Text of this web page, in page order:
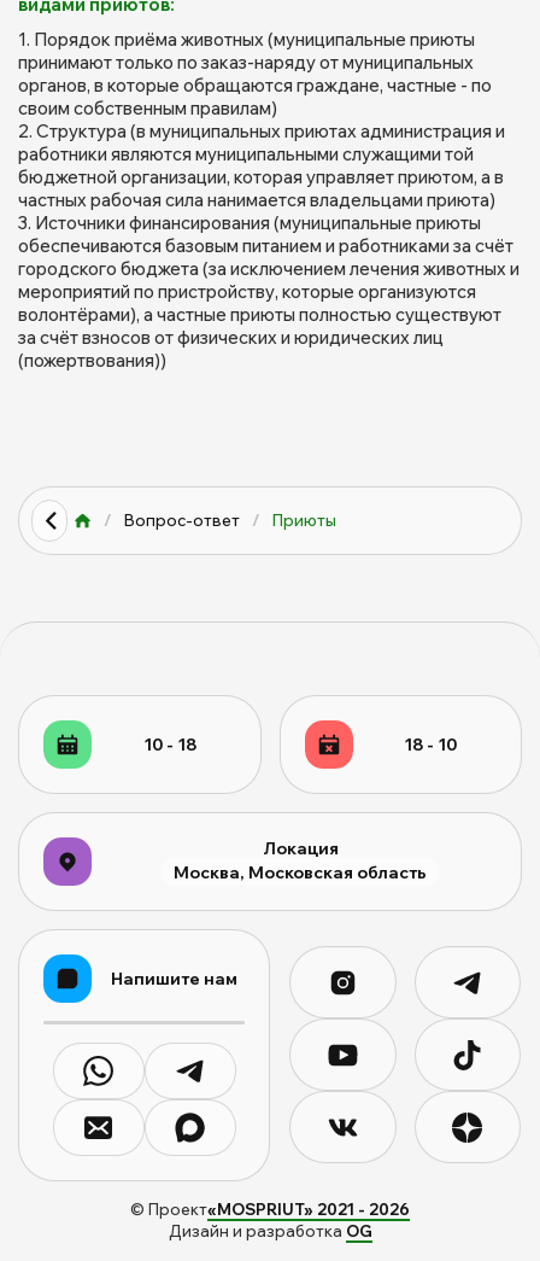
Порядок приёма животных (муниципальные приюты
принимают только по заказ-наряду от муниципальных
органов, в которые обращаются граждане, частные - по
своим собственным правилам)
Структура (в муниципальных приютах администрация и
работники являются муниципальными служащими той
бюджетной организации, которая управляет приютом, а в
частных рабочая сила нанимается владельцами приюта)
Источники финансирования (муниципальные приюты
обеспечиваются базовым питанием и работниками за счёт
городского бюджета (за исключением лечения животных и
мероприятий по пристройству, которые организуются
волонтёрами), а частные приюты полностью существуют
за счёт взносов от физических и юридических лиц
(пожертвования))
/ Вопрос-ответ / Приюты
10 - 18 18 - 10
Локация
Москва, Московская область
Напишите нам
© Проект«MOSPRIUT» 2021 - 2026
Дизайн и разработка OG